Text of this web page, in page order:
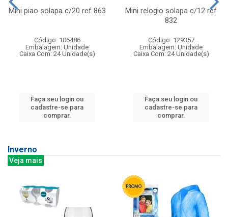
Mini piao solapa c/20 ref 863
Código: 106486
Embalagem: Unidade
Caixa Com: 24 Unidade(s)
Faça seu login ou
cadastre-se para
comprar.
Mini relogio solapa c/12 ref
832
Código: 129357
Embalagem: Unidade
Caixa Com: 24 Unidade(s)
Faça seu login ou
cadastre-se para
comprar.
Inverno
Veja mais